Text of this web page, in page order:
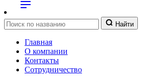
Найти
Главная
О компании
Контакты
Сотрудничество